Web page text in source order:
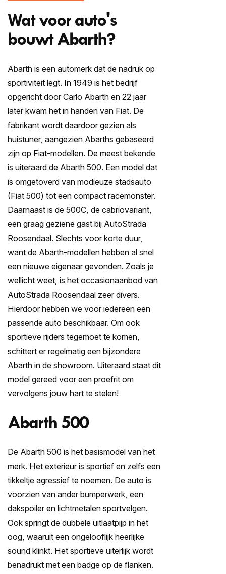
We stellen u een aantal vragen om op afstand een
zo nauwkeurig mogelijk beeld te krijgen van de staat
van uw auto. Zorg ervoor dat u minimaal negen
exterieur, inclusief eventuele schades, gereed hebt.
Deze kunt u uploaden in stap 2. Zodra alle
toegevoegd, ontvangt u op werkdagen binnen 24
uur een inruilvoorstel.
Kenteken
Kilometerstand
Wat voor auto's
bouwt Abarth?
Abarth is een automerk dat de nadruk op
sportiviteit legt. In 1949 is het bedrijf
opgericht door Carlo Abarth en 22 jaar
later kwam het in handen van Fiat. De
fabrikant wordt daardoor gezien als
huistuner, aangezien Abarths gebaseerd
zijn op Fiat-modellen. De meest bekende
is uiteraard de Abarth 500. Een model dat
is omgetoverd van modieuze stadsauto
(Fiat 500) tot een compact racemonster.
Daarnaast is de 500C, de cabriovariant,
een graag geziene gast bij AutoStrada
Roosendaal. Slechts voor korte duur,
want de Abarth-modellen hebben al snel
een nieuwe eigenaar gevonden. Zoals je
wellicht weet, is het occasionaanbod van
AutoStrada Roosendaal zeer divers.
Hierdoor hebben we voor iedereen een
passende auto beschikbaar. Om ook
sportieve rijders tegemoet te komen,
schittert er regelmatig een bijzondere
Abarth in de showroom. Uiteraard staat dit
model gereed voor een proefrit om
vervolgens jouw hart te stelen!
Abarth 500
De Abarth 500 is het basismodel van het
merk. Het exterieur is sportief en zelfs een
tikkeltje agressief te noemen. De auto is
voorzien van ander bumperwerk, een
dakspoiler en lichtmetalen sportvelgen.
Ook springt de dubbele uitlaatpijp in het
oog, waaruit een ongelooflijk heerlijke
sound klinkt. Het sportieve uiterlijk wordt
benadrukt met een badge op de flanken.